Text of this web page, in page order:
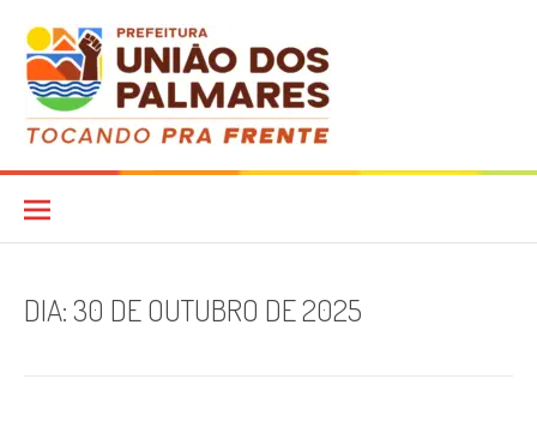
para
conteúdo
Diário Oficial
DIA:30 DE OUTUBRO DE 2025